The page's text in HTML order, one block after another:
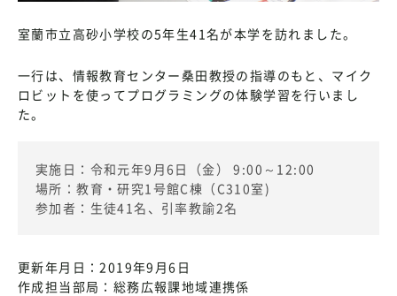
室蘭市立高砂小学校の5年生41名が本学を訪れました。
一行は、情報教育センター桑田教授の指導のもと、マイク
ロビットを使ってプログラミングの体験学習を行いまし
た。
実施日：令和元年9月6日（金） 9:00～12:00
場所：教育・研究1号館C棟（C310室)
参加者：生徒41名、引率教諭2名
更新年月日：2019年9月6日
作成担当部局：総務広報課地域連携係